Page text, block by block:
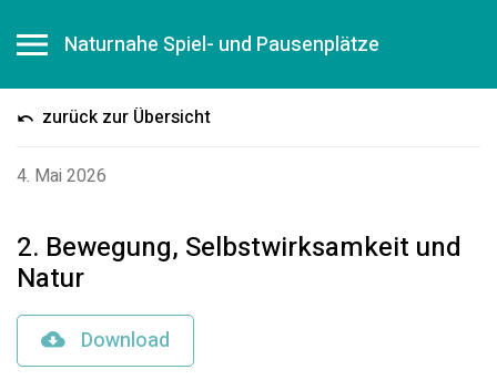
Naturnahe Spiel- und Pausenplätze
zurück zur Übersicht
4. Mai 2026
2. Bewegung, Selbstwirksamkeit und
Natur
Download